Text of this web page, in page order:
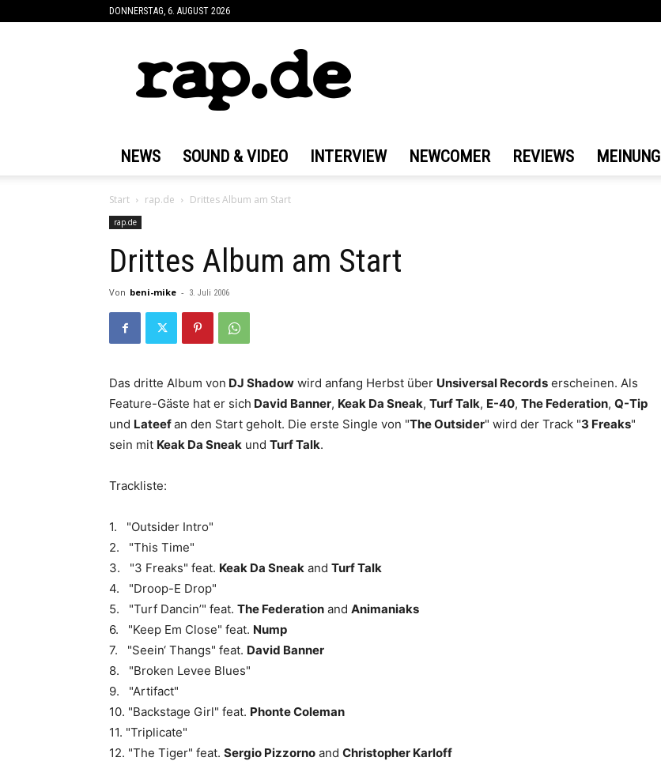
DONNERSTAG, 6. AUGUST 2026
NEWS SOUND & VIDEO INTERVIEW NEWCOMER REVIEWS MEINUNG
Start rap.de Drittes Album am Start
rap.de
Drittes Album am Start
Von beni-mike - 3. Juli 2006
Das dritte Album von DJ Shadow wird anfang Herbst über Unsiversal Records erscheinen. Als
Feature-Gäste hat er sich David Banner, Keak Da Sneak, Turf Talk, E-40, The Federation, Q-Tip
und Lateefan den Start geholt. Die erste Single von "The Outsider" wird der Track "3 Freaks"
sein mit Keak Da Sneak und Turf Talk.
Trackliste:
1. "Outsider Intro"
2. "This Time"
3. "3 Freaks" feat. Keak Da Sneak and Turf Talk
4. "Droop-E Drop"
5. "Turf Dancin’" feat. The Federation and Animaniaks
6. "Keep Em Close" feat. Nump
7. "Seein‘ Thangs" feat. David Banner
8. "Broken Levee Blues"
9. "Artifact"
10. "Backstage Girl" feat. Phonte Coleman
11. "Triplicate"
12. "The Tiger" feat. Sergio Pizzorno and Christopher Karloff